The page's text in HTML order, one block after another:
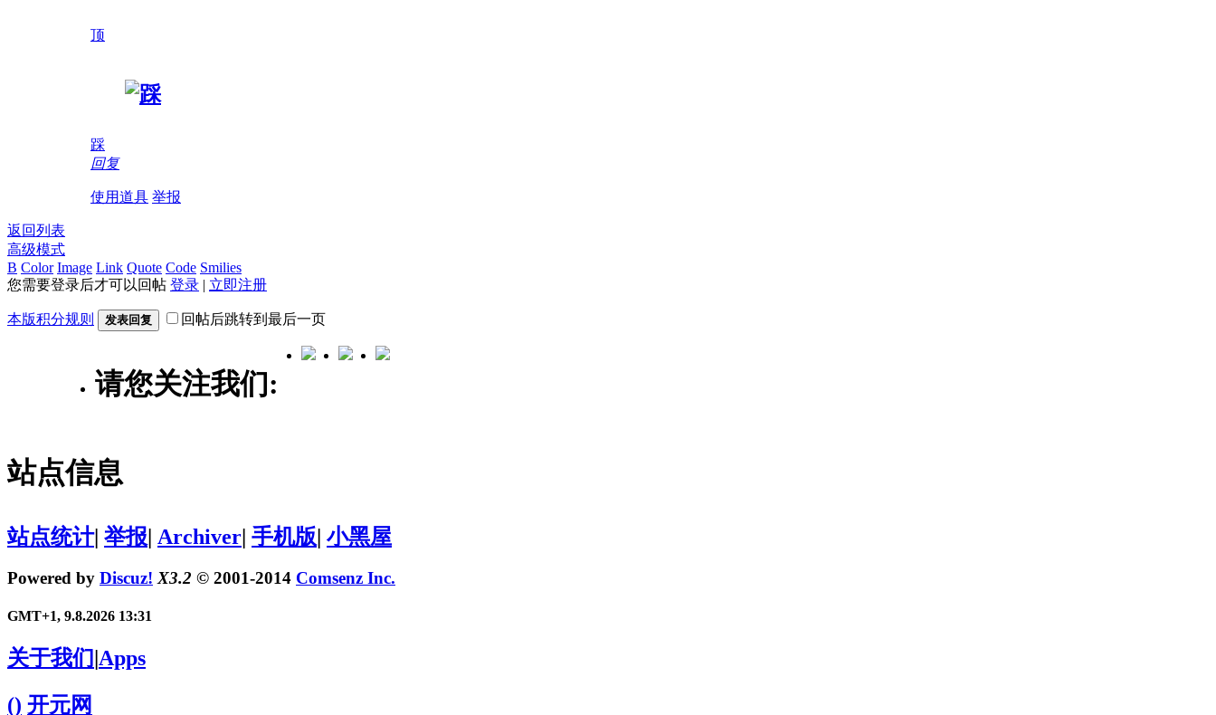
顶
踩
回复
使用道具 举报
返回列表
高级模式
B Color Image Link Quote Code Smilies
您需要登录后才可以回帖 登录 | 立即注册
本版积分规则 发表回复 回帖后跳转到最后一页
请您关注我们:
站点信息
站点统计| 举报| Archiver| 手机版| 小黑屋
Powered by Discuz! X3.2 © 2001-2014 Comsenz Inc.
GMT+1, 9.8.2026 13:31
关于我们|Apps
() 开元网